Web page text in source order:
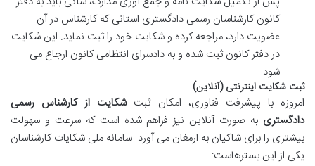
کانون کارشناسان رسمی دادگستری استانی که کارشناس در آن
عضویت دارد، مراجعه کرده و شکایت خود را ثبت نماید. این شکایت
در دفتر کانون ثبت شده و به دادسرای انتظامی کانون ارجاع می
شود.
ثبت شکایت اینترنتی (آنلاین)
امروزه با پیشرفت فناوری، امکان ثبتشکایت از کارشناس رسمی
دادگستری به صورت آنلاین نیز فراهم شده است که سرعت و سهولت
بیشتری را برای شاکیان به ارمغان می آورد. سامانه ملی شکایات کارشناسان
یکی از این بسترهاست: